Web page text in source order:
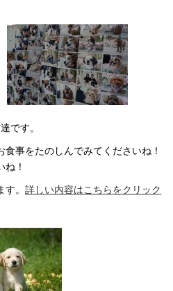
です。
事をたのしんでみてくださいね！
！
す。詳しい内容はこちらをクリック